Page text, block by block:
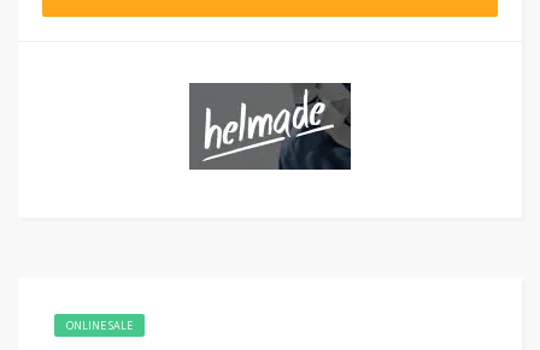
ONLINE SALE